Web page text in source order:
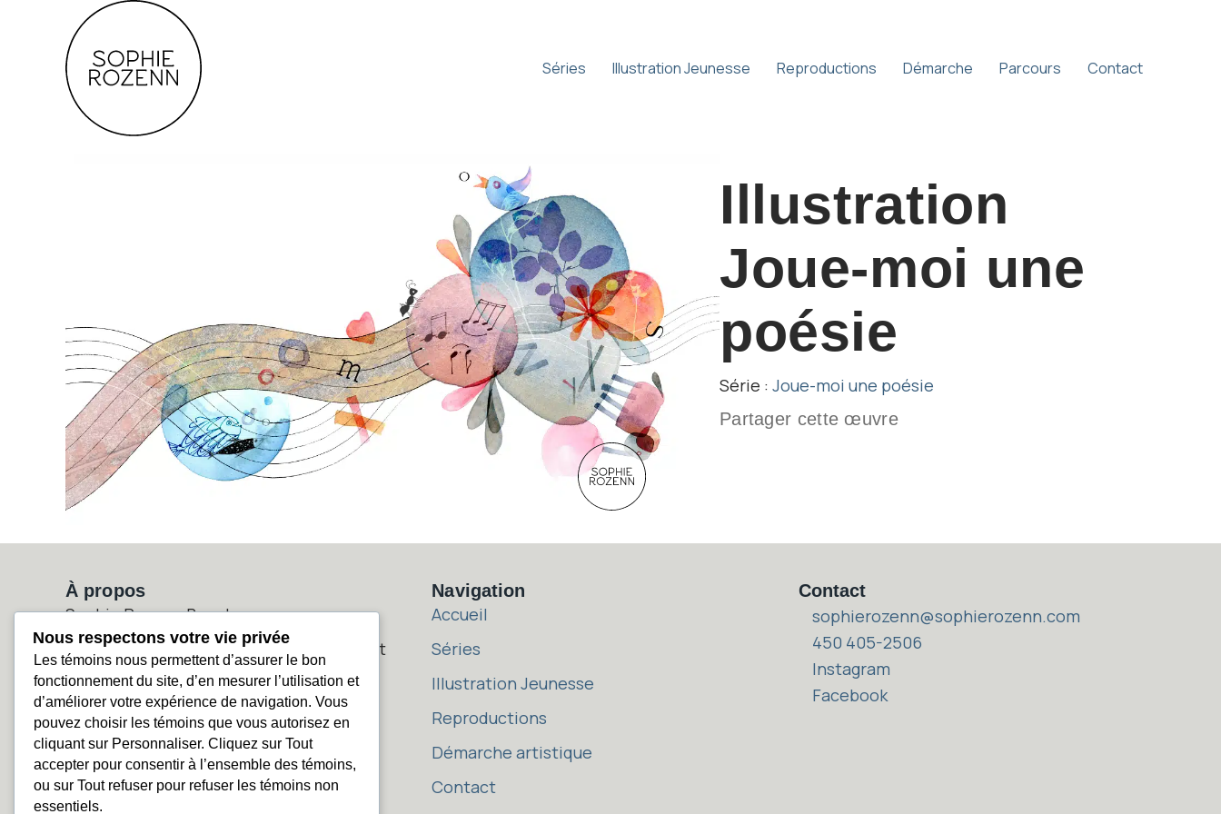
Séries Illustration Jeunesse Reproductions Démarche Parcours Contact
Illustration
Joue-moi une
poésie
Série : Joue-moi une poésie
Partager cette œuvre
À propos
Sophie Rozenn Boucher
Artiste visuelle — aquarelle, cyanotype et
exploration numérique
Navigation
Accueil
Séries
Illustration Jeunesse
Reproductions
Démarche artistique
Contact
Contact
sophierozenn@sophierozenn.com
sophierozenn@sophierozenn.com
450 405-2506
450 405-2506
Instagram
Instagram
Facebook
Facebook
Nous respectons votre vie privée
Les témoins nous permettent d’assurer le bon
fonctionnement du site, d’en mesurer l’utilisation et
d’améliorer votre expérience de navigation. Vous
pouvez choisir les témoins que vous autorisez en
cliquant sur Personnaliser. Cliquez sur Tout
accepter pour consentir à l’ensemble des témoins,
ou sur Tout refuser pour refuser les témoins non
essentiels.